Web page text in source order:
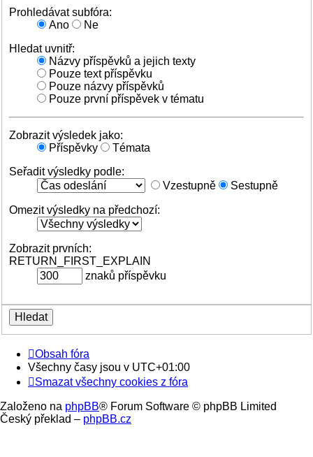
Prohledávat subfóra:
Ano
Ne
Hledat uvnitř:
Názvy příspěvků a jejich texty
Pouze text příspěvku
Pouze názvy příspěvků
Pouze první příspěvek v tématu
Zobrazit výsledek jako:
Příspěvky
Témata
Seřadit výsledky podle:
Vzestupně
Sestupně
Omezit výsledky na předchozí:
Zobrazit prvních:
RETURN_FIRST_EXPLAIN
znaků příspěvku
Obsah fóra
Všechny časy jsou v UTC+01:00
Smazat všechny cookies z fóra
Založeno na phpBB® Forum Software © phpBB Limited
Český překlad – phpBB.cz